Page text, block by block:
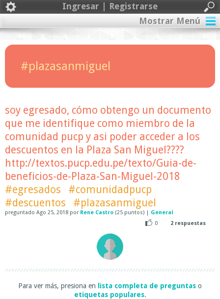
Ingresar | Registrarse
Mostrar Menú
#plazasanmiguel
soy egresado, cómo obtengo un documento
que me identifique como miembro de la
comunidad pucp y asi poder acceder a los
descuentos en la Plaza San Miguel????
http://textos.pucp.edu.pe/texto/Guia-de-
beneficios-de-Plaza-San-Miguel-2018
#egresados
#comunidadpucp
#descuentos
#plazasanmiguel
preguntado Ago 25, 2018 por Rene Castro (25 puntos) | General
0
2 respuestas
Para ver más, presiona en lista completa de preguntas o
etiquetas populares.